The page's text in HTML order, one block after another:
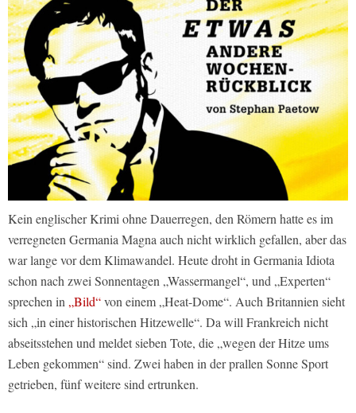
Kein englischer Krimi ohne Dauerregen, den Römern hatte es im
verregneten Germania Magna auch nicht wirklich gefallen, aber das
war lange vor dem Klimawandel. Heute droht in Germania Idiota
schon nach zwei Sonnentagen „Wassermangel“, und „Experten“
sprechen in„Bild“von einem „Heat-Dome“. Auch Britannien sieht
sich „in einer historischen Hitzewelle“. Da will Frankreich nicht
abseitsstehen und meldet sieben Tote, die „wegen der Hitze ums
Leben gekommen“ sind. Zwei haben in der prallen Sonne Sport
getrieben, fünf weitere sind ertrunken.